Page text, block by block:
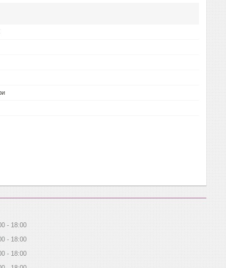
18:00
18:00
18:00